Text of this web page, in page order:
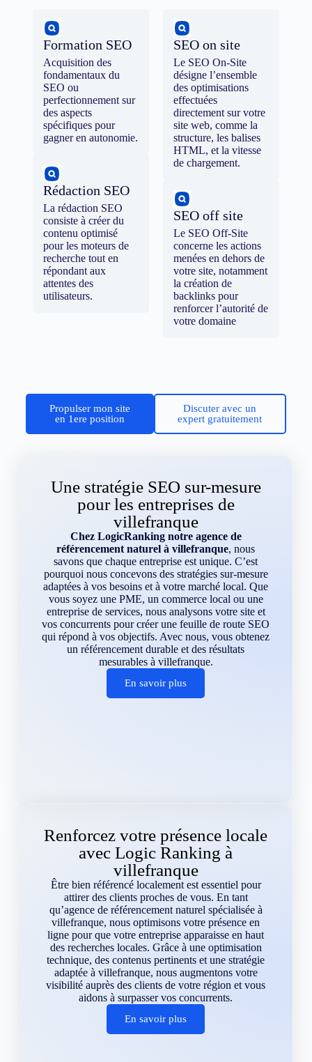
Formation SEO
Acquisition des
fondamentaux du
SEO ou
perfectionnement sur
des aspects
spécifiques pour
gagner en autonomie.
Rédaction SEO
La rédaction SEO
consiste à créer du
contenu optimisé
pour les moteurs de
recherche tout en
répondant aux
attentes des
utilisateurs.
SEO on site
Le SEO On-Site
désigne l’ensemble
des optimisations
effectuées
directement sur votre
site web, comme la
structure, les balises
HTML, et la vitesse
de chargement.
SEO off site
Le SEO Off-Site
concerne les actions
menées en dehors de
votre site, notamment
la création de
backlinks pour
renforcer l’autorité de
votre domaine
Propulser mon site
en 1ere position
Discuter avec un
expert gratuitement
Une stratégie SEO sur-mesure
pour les entreprises de
villefranque
Chez LogicRanking notre agence de
référencement naturel à villefranque, nous
savons que chaque entreprise est unique. C’est
pourquoi nous concevons des stratégies sur-mesure
adaptées à vos besoins et à votre marché local. Que
vous soyez une PME, un commerce local ou une
entreprise de services, nous analysons votre site et
vos concurrents pour créer une feuille de route SEO
qui répond à vos objectifs. Avec nous, vous obtenez
un référencement durable et des résultats
mesurables à villefranque.
En savoir plus
Renforcez votre présence locale
avec Logic Ranking à
villefranque
Être bien référencé localement est essentiel pour
attirer des clients proches de vous. En tant
qu’agence de référencement naturel spécialisée à
villefranque, nous optimisons votre présence en
ligne pour que votre entreprise apparaisse en haut
des recherches locales. Grâce à une optimisation
technique, des contenus pertinents et une stratégie
adaptée à villefranque, nous augmentons votre
visibilité auprès des clients de votre région et vous
aidons à surpasser vos concurrents.
En savoir plus